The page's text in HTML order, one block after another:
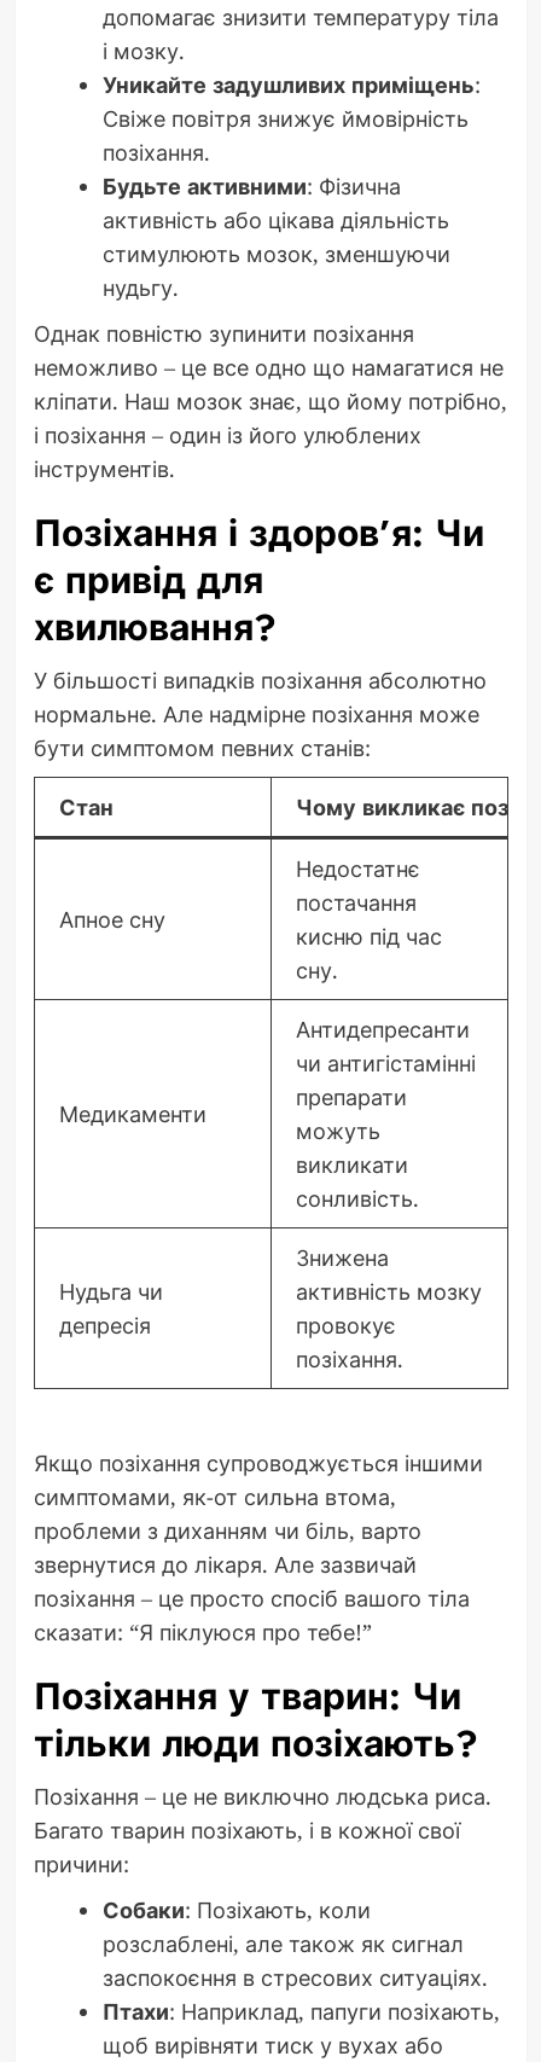
допомагає знизити температуру тіла
і мозку.
Уникайте задушливих приміщень:
Свіже повітря знижує ймовірність
позіхання.
Будьте активними: Фізична
активність або цікава діяльність
стимулюють мозок, зменшуючи
нудьгу.
Однак повністю зупинити позіхання
неможливо – це все одно що намагатися не
кліпати. Наш мозок знає, що йому потрібно,
і позіхання – один із його улюблених
інструментів.
Позіхання і здоров’я: Чи
є привід для
хвилювання?
У більшості випадків позіхання абсолютно
нормальне. Але надмірне позіхання може
бути симптомом певних станів:
Стан Чому викликає
Апное сну
Недостатнє
постачання
кисню під час
сну.
Медикаменти
Антидепресанти
чи антигістамінні
препарати
можуть
викликати
сонливість.
Нудьга чи
депресія
Знижена
активність мозку
провокує
позіхання.
Якщо позіхання супроводжується іншими
симптомами, як-от сильна втома,
проблеми з диханням чи біль, варто
звернутися до лікаря. Але зазвичай
позіхання – це просто спосіб вашого тіла
сказати: “Я піклуюся про тебе!”
Позіхання у тварин: Чи
тільки люди позіхають?
Позіхання – це не виключно людська риса.
Багато тварин позіхають, і в кожної свої
причини:
Собаки: Позіхають, коли
розслаблені, але також як сигнал
заспокоєння в стресових ситуаціях.
Птахи: Наприклад, папуги позіхають,
щоб вирівняти тиск у вухах або